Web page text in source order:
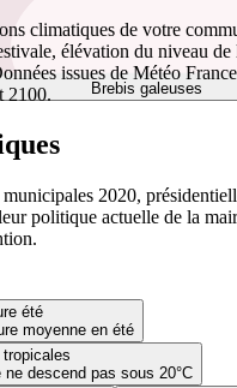
Brebis galeuses
été
moyenne en été
tropicales
descend pas sous 20°C
climatiques de votre
élévation du niveau de
issues de Météo
2100.
2020,
politique actuelle de la